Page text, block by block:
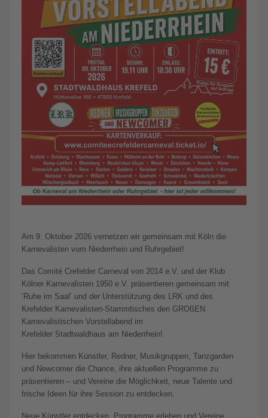
Am 9. Oktober 2026 vernetzen wir gemeinsam mit Köln die
Karnevalisten vom Niederrhein und Ruhrgebiet!
Das Comité Crefelder Carneval von 2014 e.V. und der Klub
Kölner Karnevalisten 1950 e.V. präsentieren gemeinsam mit
‘Ruhe im Saal’ und der Unterstützung des LRK und des
Krefelder Karnevalisten-Stammtisches den GROßEN
Karnevalistischen Vorstellabend im
Krefelder Stadtwaldhaus am Niederrhein!
Hier bekommen Künstler, Redner, Musikgruppen, Tanzgarden
und Newcomer die Chance, ihre aktuellen Programme zu
präsentieren – und Vereine die Möglichkeit, neue Talente und
frische Ideen für ihre Session zu entdecken.
Neue Künstler entdecken, Programme erleben und Vereine